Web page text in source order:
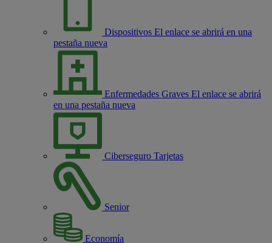
Dispositivos El enlace se abrirá en una
pestaña nueva
Enfermedades Graves El enlace se abrirá
en una pestaña nueva
Ciberseguro Tarjetas
Senior
Economía